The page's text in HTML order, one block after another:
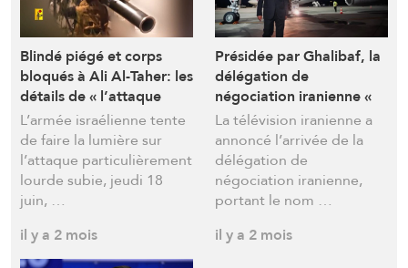
Blindé piégé et corps
bloqués à Ali Al-Taher: les
détails de « l’attaque
complexe du Hezbollah »
secoue l’armée
israélienne
L’armée israélienne tente
de faire la lumière sur
l’attaque particulièrement
lourde subie, jeudi 18
juin, …
il y a 2 mois
Présidée par Ghalibaf, la
délégation de
négociation iranienne «
Minab 168 » arrive à
Zurich, en Suisse
La télévision iranienne a
annoncé l’arrivée de la
délégation de
négociation iranienne,
portant le nom …
il y a 2 mois